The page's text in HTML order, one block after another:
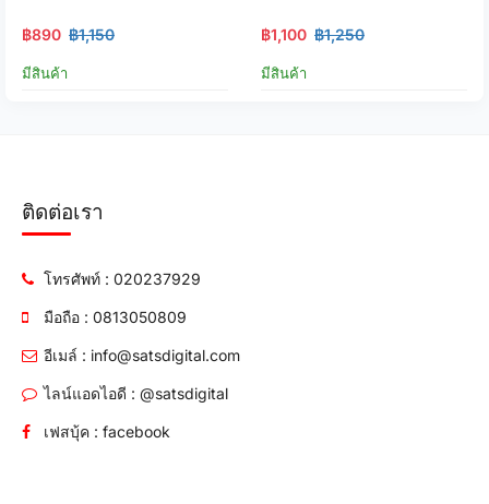
฿890 ฿1,150
มีสินค้า
฿1,100 ฿1,250
มีสินค้า
ติดต่อเรา
โทรศัพท์ : 020237929
มือถือ : 0813050809
อีเมล์ : info@satsdigital.com
ไลน์แอดไอดี : @satsdigital
เฟสบุ้ค : facebook